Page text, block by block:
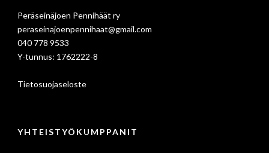
Peräseinäjoen Pennihäät ry
peraseinajoenpennihaat@gmail.com
040 778 9533
Y-tunnus: 1762222-8
Tietosuojaseloste
YHTEISTYÖKUMPPANIT